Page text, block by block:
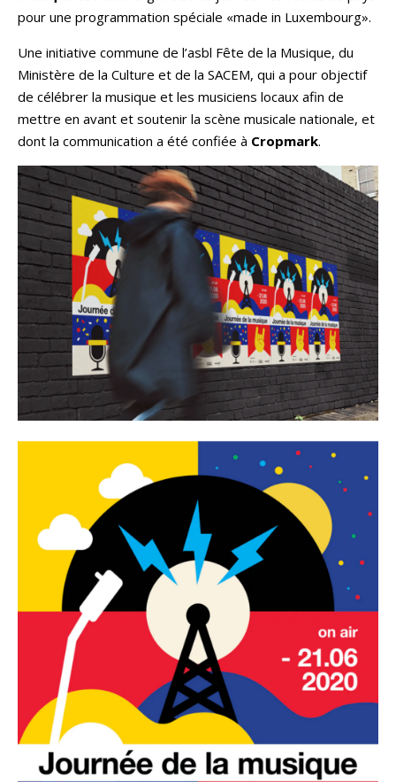
pour une programmation spéciale «made in Luxembourg».
Une initiative commune de l’asbl Fête de la Musique, du
Ministère de la Culture et de la SACEM, qui a pour objectif
de célébrer la musique et les musiciens locaux afin de
mettre en avant et soutenir la scène musicale nationale, et
dont la communication a été confiée à Cropmark.